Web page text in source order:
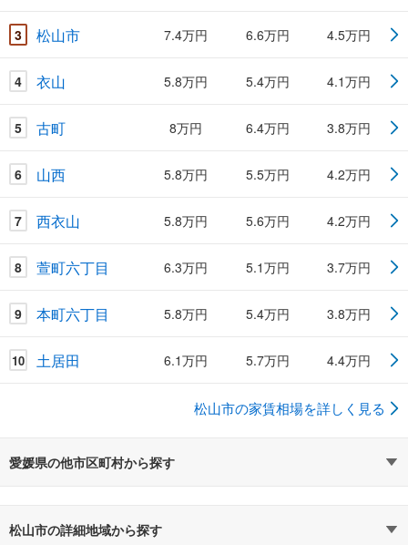
3 松山市 7.4万円 6.6万円 4.5万円
4 衣山 5.8万円 5.4万円 4.1万円
5 古町 8万円 6.4万円 3.8万円
6 山西 5.8万円 5.5万円 4.2万円
7 西衣山 5.8万円 5.6万円 4.2万円
8 萱町六丁目 6.3万円 5.1万円 3.7万円
9 本町六丁目 5.8万円 5.4万円 3.8万円
10 土居田 6.1万円 5.7万円 4.4万円
松山市の家賃相場を詳しく見る
愛媛県の他市区町村から探す
松山市の詳細地域から探す